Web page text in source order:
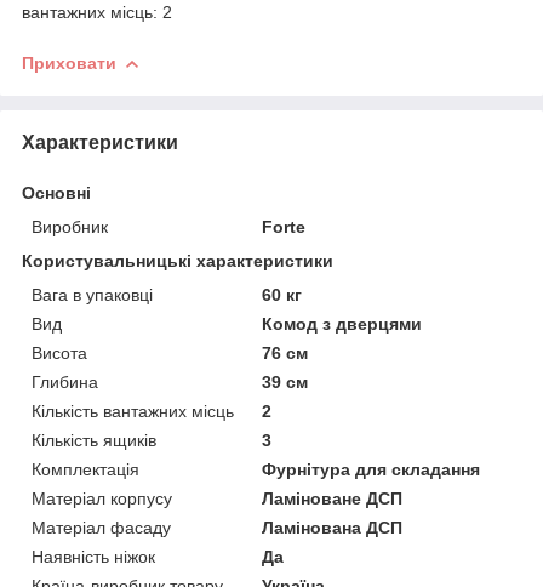
вантажних місць: 2
Приховати
Характеристики
Основні
Виробник
Forte
Користувальницькі характеристики
Вага в упаковці
60 кг
Вид
Комод з дверцями
Висота
76 см
Глибина
39 см
Кількість вантажних місць
2
Кількість ящиків
3
Комплектація
Фурнітура для складання
Матеріал корпусу
Ламіноване ДСП
Матеріал фасаду
Ламінована ДСП
Наявність ніжок
Да